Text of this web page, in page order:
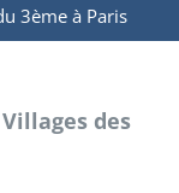
3ème à Paris
des